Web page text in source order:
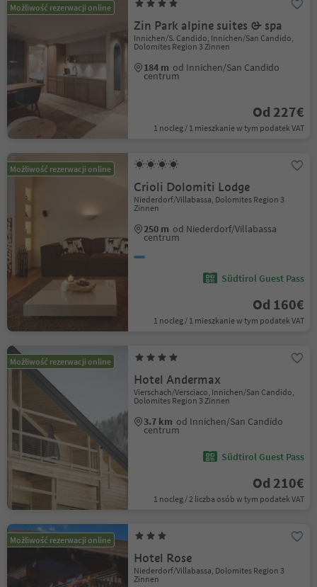
Możliwość rezerwacji online
Zin Park alpine suites & spa
Innichen/S. Candido, Innichen/San Candido,
Dolomites Region 3 Zinnen
184 m od Innichen/San Candido
centrum
Od 227€
1 nocleg / 1 mieszkanie w tym podatek VAT
Możliwość rezerwacji online
Crioli Dolomiti Lodge
Niederdorf/Villabassa, Dolomites Region 3
Zinnen
250 m od Niederdorf/Villabassa
centrum
Südtirol Guest Pass
Od 160€
1 nocleg / 1 mieszkanie w tym podatek VAT
Możliwość rezerwacji online
Hotel Andermax
Vierschach/Versciaco, Innichen/San Candido,
Dolomites Region 3 Zinnen
3.7 km od Innichen/San Candido
centrum
Südtirol Guest Pass
Od 210€
1 nocleg / 2 liczba osób w tym podatek VAT
Możliwość rezerwacji online
Hotel Rose
Niederdorf/Villabassa, Dolomites Region 3
Zinnen